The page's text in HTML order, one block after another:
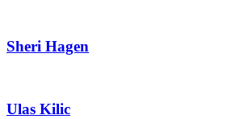
Sheri Hagen
Ulas Kilic